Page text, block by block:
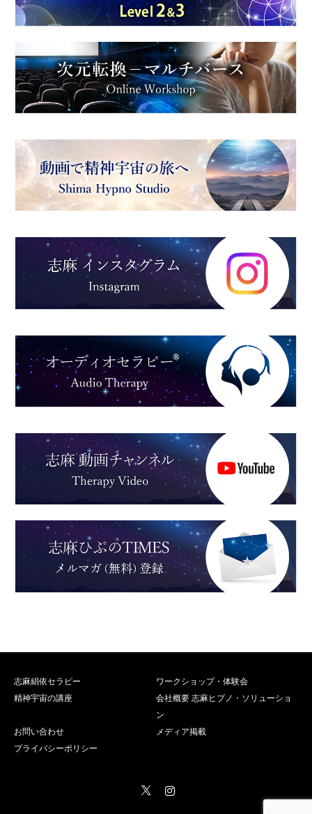
志麻絹依セラピー
ワークショップ・体験会
精神宇宙の講座
会社概要 志麻ヒプノ・ソリューショ
ン
お問い合わせ
メディア掲載
プライバシーポリシー